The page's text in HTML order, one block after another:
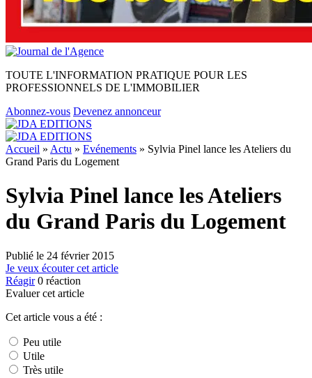
TOUTE L'INFORMATION PRATIQUE POUR LES
PROFESSIONNELS DE L'IMMOBILIER
Abonnez-vous Devenez annonceur
Accueil » Actu » Evénements » Sylvia Pinel lance les Ateliers du
Grand Paris du Logement
Sylvia Pinel lance les Ateliers
du Grand Paris du Logement
Publié le 24 février 2015
Je veux écouter cet article
Réagir 0 réaction
Evaluer cet article
Cet article vous a été :
Peu utile
Utile
Très utile